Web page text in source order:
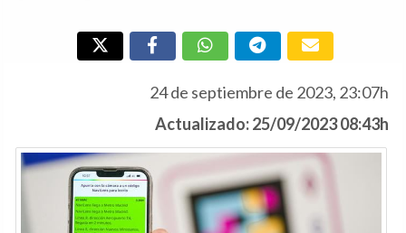
24 de septiembre de 2023, 23:07h
Actualizado: 25/09/2023 08:43h